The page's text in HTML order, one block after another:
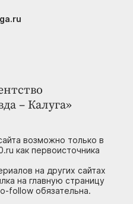
– Калуга»
возможно только в
как первоисточника
на других сайтах
на главную страницу
follow обязательна.